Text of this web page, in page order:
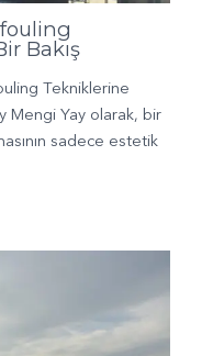
Bakış
Tekniklerine
Mengi Yay olarak, bir
sadece estetik